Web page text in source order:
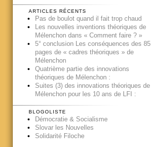
ARTICLES RÉCENTS
Pas de boulot quand il fait trop chaud
Les nouvelles inventions théoriques de
Mélenchon dans « Comment faire ? »
5° conclusion Les conséquences des 85
pages de « cadres théoriques » de
Mélenchon
Quatrième partie des innovations
théoriques de Mélenchon :
Suites (3) des innovations théoriques de
Mélenchon pour les 10 ans de LFI :
BLOGOLISTE
Démocratie & Socialisme
Slovar les Nouvelles
Solidarité Filoche